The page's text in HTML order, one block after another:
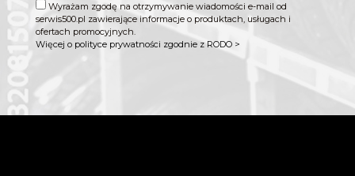
Wyrażam zgodę na otrzymywanie wiadomości e-mail od
serwis500.pl zawierające informacje o produktach, usługach i
ofertach promocyjnych.
Więcej o polityce prywatności zgodnie z RODO >